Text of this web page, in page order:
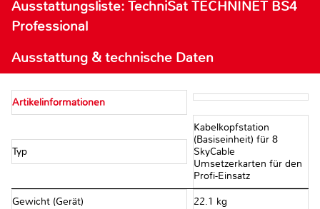
Ausstattungsliste: TechniSat TECHNINET BS4
Professional
Ausstattung & technische Daten
Artikelinformationen
Typ
Kabelkopfstation
(Basiseinheit) für 8
SkyCable
Umsetzerkarten für den
Profi-Einsatz
Gewicht (Gerät) 22.1 kg